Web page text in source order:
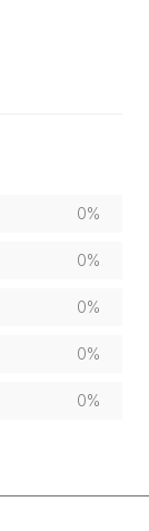
0%
0%
0%
0%
0%